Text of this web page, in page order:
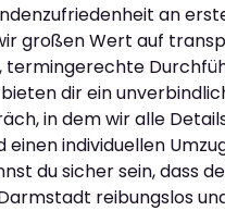
an
großen Wert auf
termingerechte
dir ein
in dem wir alle
einen individuellen
du sicher sein, dass
reibungslos